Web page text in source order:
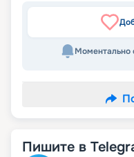
Моментально
Пишите в